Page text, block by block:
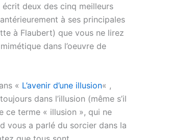
deux des cinq meilleurs
à ses principales
à Flaubert) que vous ne lirez
dans l’oeuvre de
« L’avenir d’une illusion« ,
dans l’illusion (même s’il
ce terme « illusion », qui ne
vous a parlé du sorcier dans la